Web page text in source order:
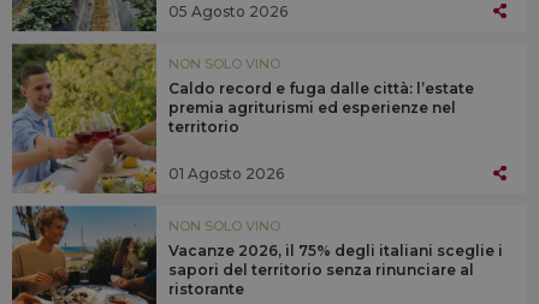
05 Agosto 2026
NON SOLO VINO
Caldo record e fuga dalle città: l’estate
premia agriturismi ed esperienze nel
territorio
01 Agosto 2026
NON SOLO VINO
Vacanze 2026, il 75% degli italiani sceglie i
sapori del territorio senza rinunciare al
ristorante